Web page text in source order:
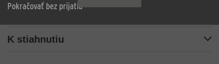
Pokračovať bez prijatia
K stiahnutiu